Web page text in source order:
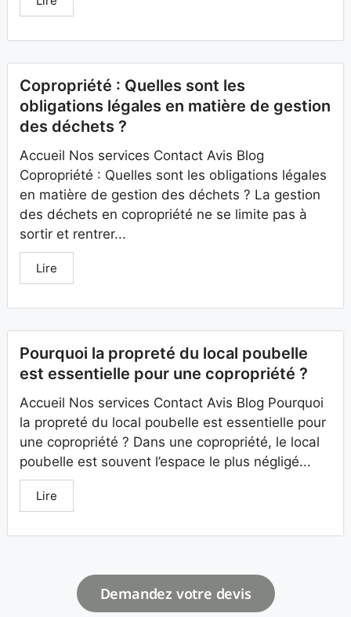
Copropriété : Quelles sont les
obligations légales en matière de gestion
des déchets ?
Accueil Nos services Contact Avis Blog
Copropriété : Quelles sont les obligations légales
en matière de gestion des déchets ? La gestion
des déchets en copropriété ne se limite pas à
sortir et rentrer...
Lire
Pourquoi la propreté du local poubelle
est essentielle pour une copropriété ?
Accueil Nos services Contact Avis Blog Pourquoi
la propreté du local poubelle est essentielle pour
une copropriété ? Dans une copropriété, le local
poubelle est souvent l’espace le plus négligé...
Lire
Demandez votre devis